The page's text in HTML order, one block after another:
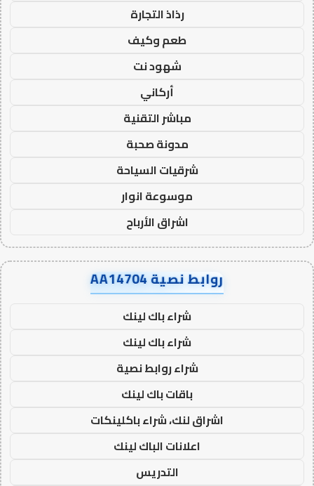
رذاذ التجارة
طعم وكيف
شهود نت
أركاني
مباشر التقنية
مدونة صحبة
شرقيات السياحة
موسوعة انوار
اشراق الأرباح
روابط نصية AA14704
شراء باك لينك
شراء باك لينك
شراء روابط نصية
باقات باك لينك
اشراق لنك، شراء باكلينكات
اعلانات الباك لينك
التدريس